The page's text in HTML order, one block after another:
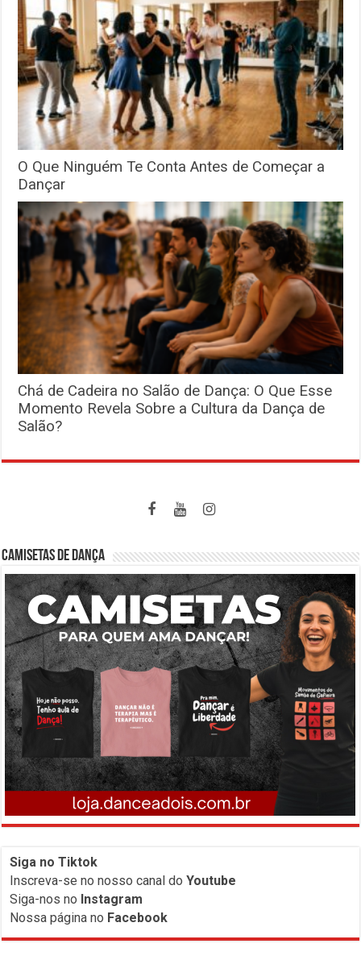
O Que Ninguém Te Conta Antes de Começar a
Dançar
Chá de Cadeira no Salão de Dança: O Que Esse
Momento Revela Sobre a Cultura da Dança de
Salão?
CAMISETAS DE DANÇA
Siga no Tiktok
Inscreva-se no nosso canal doYoutube
Siga-nos no Instagram
Nossa página no Facebook